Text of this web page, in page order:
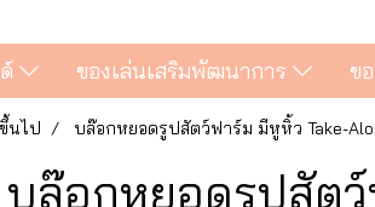
ด์ ของเล่นเสริมพัฒนาการ ข
นไป บล๊อกหยอดรูปสัตว์ฟาร์ม มีหูหิ้ว Take-
บล๊อกหยอดรูปสัต